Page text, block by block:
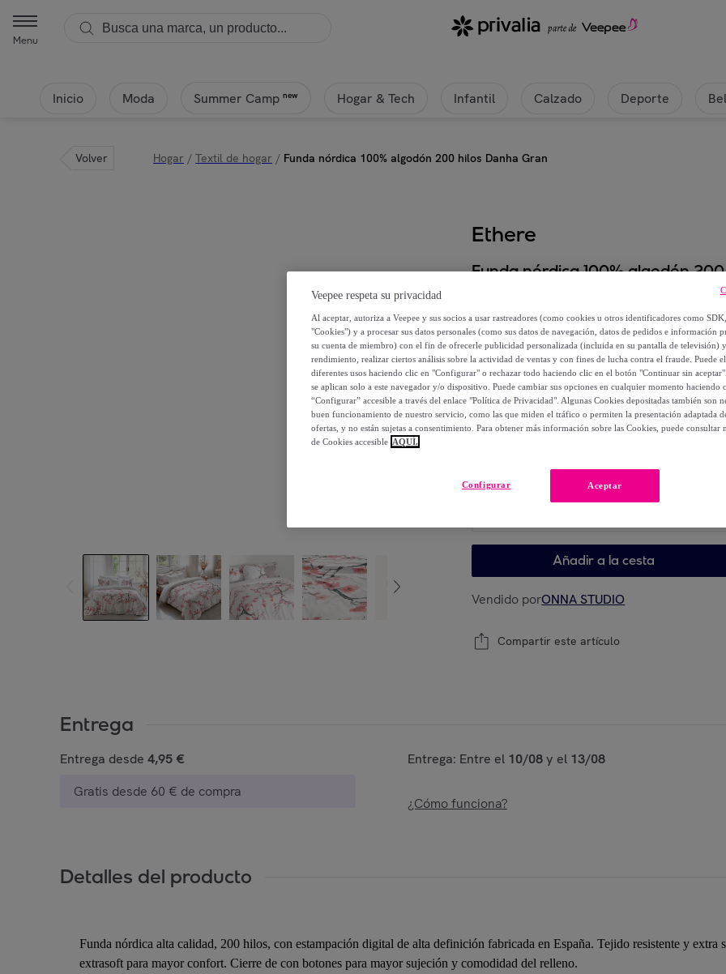
Menu
Inicio Moda Summer Camp new Hogar & Tech Infantil Calzado Deporte
Volver Hogar / Textil de hogar / Funda nórdica 100% algodón 200 hilos Danha Gran
Ethere
Funda nórdica 100% algodón
36,99 €
135,00 €
-72 %
Elige tu modelo
Añadir a la cesta
Vendido porONNA STUDIO
Compartir este artículo
Entrega
Entrega desde 4,95 €
Gratis desde 60 € de compra
Entrega: Entre el 10/08y el 13/08
¿Cómo funciona?
Detalles del producto
Funda nórdica alta calidad, 200 hilos, con estampación digital de alta definición fabricada en España. Tejido resistente y extra
extrasoft para mayor confort. Cierre de con botones para mayor sujeción y comodidad del relleno.
Veepee respeta su privacidad
Al aceptar, autoriza a Veepee y sus socios a usar rastreadores (como cookies u otros identificadores como
"Cookies") y a procesar sus datos personales (como sus datos de navegación, datos de pedidos e información
su cuenta de miembro) con el fin de ofrecerle publicidad personalizada (incluida en su pantalla de televisión)
rendimiento, realizar ciertos análisis sobre la actividad de ventas y con fines de lucha contra el fraude. Puede
diferentes usos haciendo clic en "Configurar" o rechazar todo haciendo clic en el botón "Continuar sin
se aplican solo a este navegador y/o dispositivo. Puede cambiar sus opciones en cualquier momento haciendo
“Configurar” accesible a través del enlace "Política de Privacidad". Algunas Cookies depositadas también son
buen funcionamiento de nuestro servicio, como las que miden el tráfico o permiten la presentación adaptada
ofertas, y no están sujetas a consentimiento. Para obtener más información sobre las Cookies, puede consultar
de Cookies accesible AQUÍ.
Aceptar
Configurar